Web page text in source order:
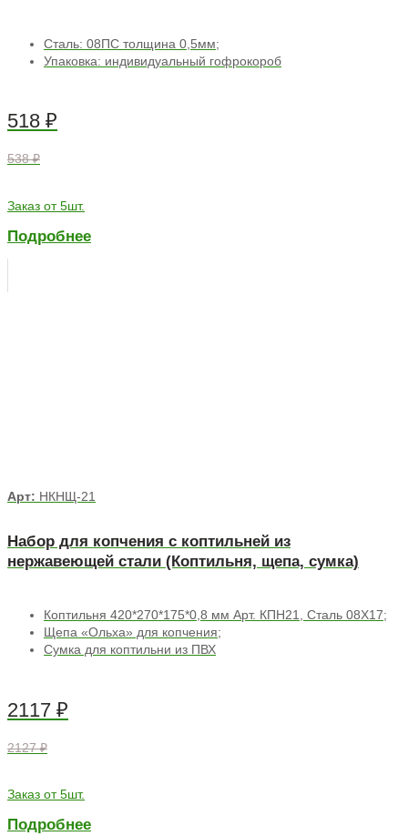
Сталь: 08ПС толщина 0,5мм;
Упаковка: индивидуальный гофрокороб
518 ₽
538 ₽
Заказ от 5шт.
Подробнее
Арт: НКНЩ-21
Набор для копчения с коптильней из
нержавеющей стали (Коптильня, щепа, сумка)
Коптильня 420*270*175*0,8 мм Арт. КПН21, Сталь 08Х17;
Щепа «Ольха» для копчения;
Сумка для коптильни из ПВХ
2117 ₽
2127 ₽
Заказ от 5шт.
Подробнее